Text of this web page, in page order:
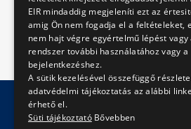
EIR mindaddig megjeleníti ezt az
amig Ön nem fogadja el a feltételeket,
nem hajt végre egyértelmű lépést vagy
rendszer további használatához vagy a
bejelentkezéshez.
A sütik kezelésével összefüggő
adatvédelmi tájékoztatás az alábbi
érhető el.
Süti tájékoztató Bővebben